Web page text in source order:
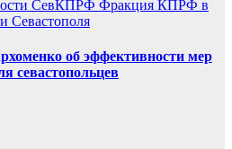
СевКПРФ Фракция КПРФ в
Севастополя
об эффективности мер
севастопольцев